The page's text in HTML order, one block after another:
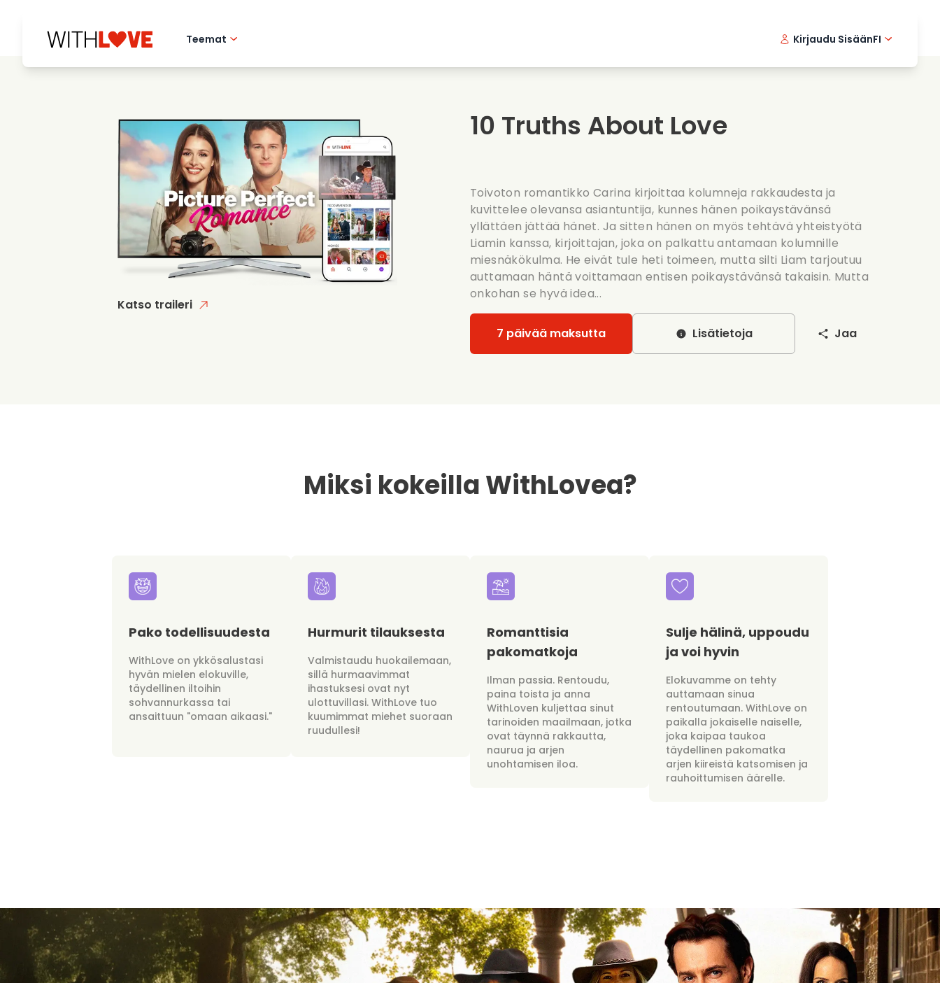
Teemat
Mysteerit
Treffielokuvat
Romanttiset sarjat
Kirjaudu SisäänFI
Katso traileri
10 Truths About Love
Toivoton romantikko Carina kirjoittaa kolumneja rakkaudesta ja
kuvittelee olevansa asiantuntija, kunnes hänen poikaystävänsä
yllättäen jättää hänet. Ja sitten hänen on myös tehtävä yhteistyötä
Liamin kanssa, kirjoittajan, joka on palkattu antamaan kolumnille
miesnäkökulma. He eivät tule heti toimeen, mutta silti Liam tarjoutuu
auttamaan häntä voittamaan entisen poikaystävänsä takaisin. Mutta
onkohan se hyvä idea...
7 päivää maksutta Lisätietoja Jaa
Miksi kokeilla WithLovea?
Pako todellisuudesta
WithLove on ykkösalustasi
hyvän mielen elokuville,
täydellinen iltoihin
sohvannurkassa tai
ansaittuun "omaan aikaasi."
Hurmurit tilauksesta
Valmistaudu huokailemaan,
sillä hurmaavimmat
ihastuksesi ovat nyt
ulottuvillasi. WithLove tuo
kuumimmat miehet suoraan
ruudullesi!
Romanttisia
pakomatkoja
Ilman passia. Rentoudu,
paina toista ja anna
WithLoven kuljettaa sinut
tarinoiden maailmaan, jotka
ovat täynnä rakkautta,
naurua ja arjen
unohtamisen iloa.
Sulje hälinä, uppoudu
ja voi hyvin
Elokuvamme on tehty
auttamaan sinua
rentoutumaan. WithLove on
paikalla jokaiselle naiselle,
joka kaipaa taukoa
täydellinen pakomatka
arjen kiireistä katsomisen ja
rauhoittumisen äärelle.